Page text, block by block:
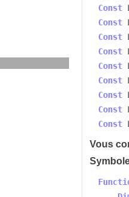
Const
Const
Const
Const
Const
Const
Const
Const
Const
Vous